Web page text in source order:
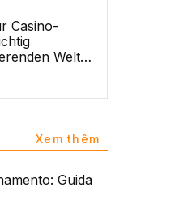
Casino-
Welt
Xem thêm
Guida